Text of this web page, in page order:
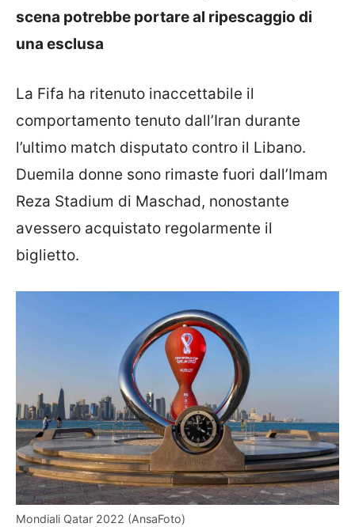
scena potrebbe portare al ripescaggio di
una esclusa
La Fifa ha ritenuto inaccettabile il
comportamento tenuto dall’Iran durante
l’ultimo match disputato contro il Libano.
Duemila donne sono rimaste fuori dall’Imam
Reza Stadium di Maschad, nonostante
avessero acquistato regolarmente il
biglietto.
Mondiali Qatar 2022 (AnsaFoto)